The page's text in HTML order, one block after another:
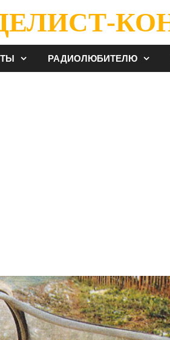
РАДИОЛЮБИТЕЛЮ